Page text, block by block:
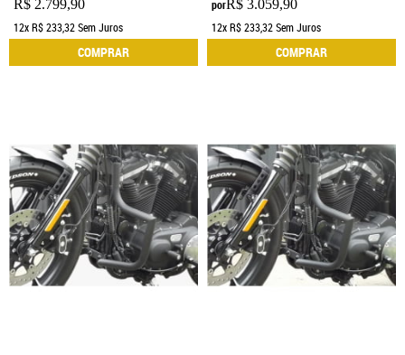
R$ 2.799,90
12xR$ 233,32Sem Juros
COMPRAR
porR$ 3.059,90
12xR$ 233,32Sem Juros
COMPRAR